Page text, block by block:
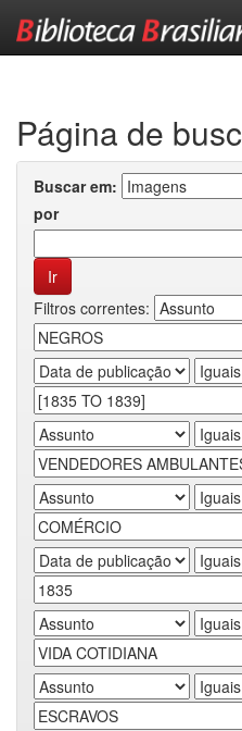
Página de
Buscar em:
por
Filtros correntes: